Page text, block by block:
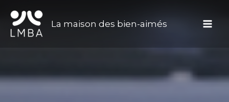
contenu
La maison des bien-aimés